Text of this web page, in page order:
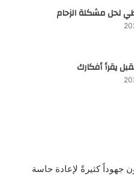
لحل مشكلة الزحام
يقرأ أفكارك
جهوداً كثيرةً لإعادة حاسة